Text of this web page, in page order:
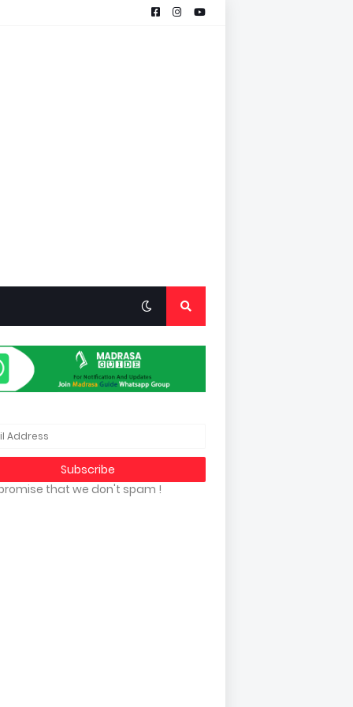
that we don't spam !